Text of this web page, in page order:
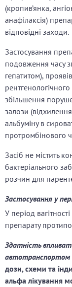
(кропив’янка,
анафілаксія)
відповідні заходи.
Застосування
подовження часу
гепатитом),
збільшення
залози
альбуміну в
протромбінового
Засіб не містить
бактеріального
розчин для
Застосування у
У період
препарату
Здатність
автотранспортом
дози, схеми та
альфа лікування